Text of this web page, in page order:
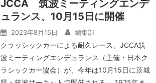
JCCA 筑波ミーティングエンデ
ュランス、10月15日に開催
2023年8月15日 編集部
クラッシックカーによる耐久レース、JCCA筑
波ミーティングエンデュランス（主催・日本ク
ラシックカー協会）が、今年は10月15日に茨城